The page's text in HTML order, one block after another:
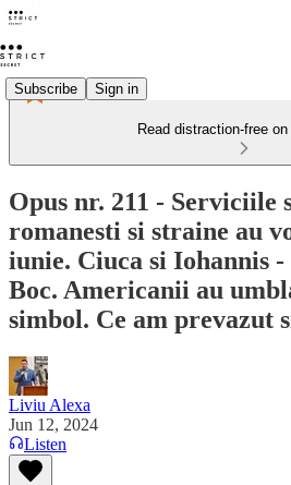
Subscribe Sign in
Read distraction-free
Opus nr. 211 - Serviciile
romanesti si straine au
iunie. Ciuca si Iohannis
Boc. Americanii au
simbol. Ce am prevazut
Liviu Alexa
Jun 12, 2024
Listen